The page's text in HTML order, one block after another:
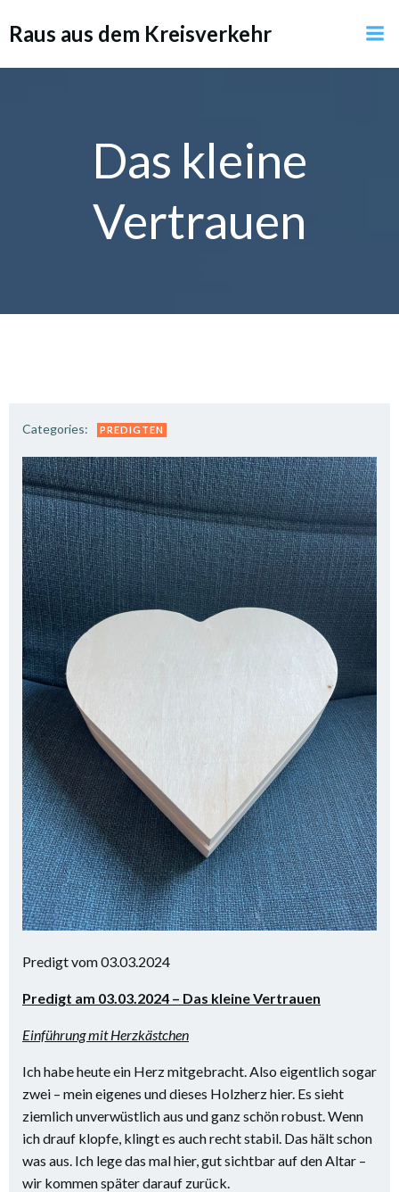
Inhalt
Raus aus dem Kreisverkehr
Das kleine
Vertrauen
Categories: PREDIGTEN
Predigt vom 03.03.2024
Predigt am 03.03.2024 – Das kleine Vertrauen
Einführung mit Herzkästchen
Ich habe heute ein Herz mitgebracht. Also eigentlich sogar
zwei – mein eigenes und dieses Holzherz hier. Es sieht
ziemlich unverwüstlich aus und ganz schön robust. Wenn
ich drauf klopfe, klingt es auch recht stabil. Das hält schon
was aus. Ich lege das mal hier, gut sichtbar auf den Altar –
wir kommen später darauf zurück.